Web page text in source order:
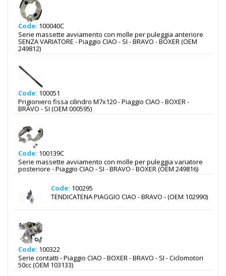
Code: 100040C
Serie massette avviamento con molle per puleggia anteriore
SENZA VARIATORE - Piaggio CIAO - SI - BRAVO - BOXER (OEM
249812)
Code: 100051
Prigioniero fissa cilindro M7x120 - Piaggio CIAO - BOXER -
BRAVO - SI (OEM 000595)
Code: 100139C
Serie massette avviamento con molle per puleggia variatore
posteriore - Piaggio CIAO - SI - BRAVO - BOXER (OEM 249816)
Code: 100295
TENDICATENA PIAGGIO CIAO - BRAVO - (OEM 102990)
Code: 100322
Serie contatti - Piaggio CIAO - BOXER - BRAVO - SI - Ciclomotori
50cc (OEM 103133)